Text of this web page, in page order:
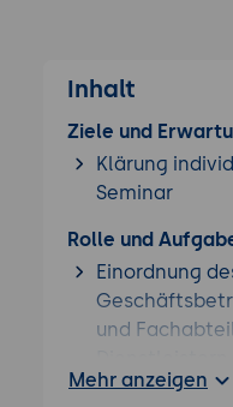
Inhalt
Ziele und
Klärung
Seminar
Rolle und
Einordnung
und
Verständnis
Mehr anzeigen